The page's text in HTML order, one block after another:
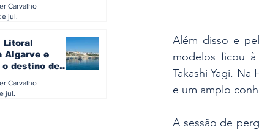
Além disso e
modelos ficou à
Takashi Yagi. Na
e um amplo
A sessão de
do turista na
Carvalho
jul.
Litoral
Algarve e
o destino de
Carvalho
jul.